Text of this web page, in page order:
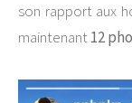
son rapport aux
maintenant12